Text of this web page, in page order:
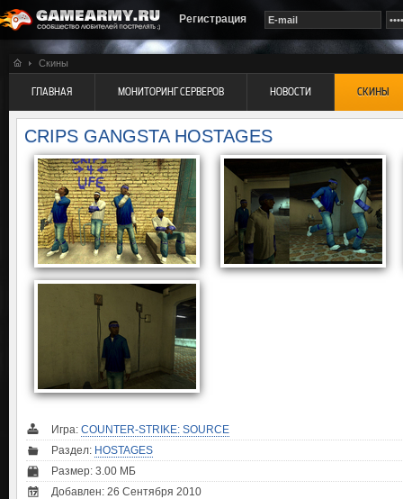
Регистрация
Скины
ГЛАВНАЯ МОНИТОРИНГ СЕРВЕРОВ НОВОСТИ СКИНЫ
CRIPS GANGSTA HOSTAGES
Игра: COUNTER-STRIKE: SOURCE
Раздел: HOSTAGES
Размер: 3.00 МБ
Добавлен: 26 Сентября 2010